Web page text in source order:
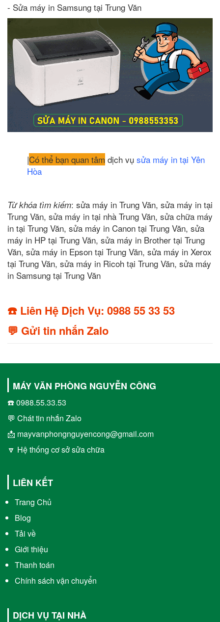
- Sửa máy in Samsung tại Trung Văn
|Có thể bạn quan tâm dịch vụ sửa máy in tại Yên
Hòa
Từ khóa tìm kiếm: sửa máy in Trung Văn, sửa máy in tại
Trung Văn, sửa máy in tại nhà Trung Văn, sửa chữa máy
in tại Trung Văn, sửa máy in Canon tại Trung Văn, sửa
máy in HP tại Trung Văn, sửa máy in Brother tại Trung
Văn, sửa máy in Epson tại Trung Văn, sửa máy in Xerox
tại Trung Văn, sửa máy in Ricoh tại Trung Văn, sửa máy
in Samsung tại Trung Văn
☎️ Liên Hệ Dịch Vụ: 0988 55 33 53
💬 Gửi tin nhắn Zalo
MÁY VĂN PHÒNG NGUYỄN CÔNG
☎️ 0988.55.33.53
💬 Chát tin nhắn Zalo
📩 mayvanphongnguyencong@gmail.com
🔽 Hệ thống cơ sở sửa chữa
LIÊN KẾT
Trang Chủ
Blog
Tải về
Giới thiệu
Thanh toán
Chính sách vận chuyển
DỊCH VỤ TẠI NHÀ